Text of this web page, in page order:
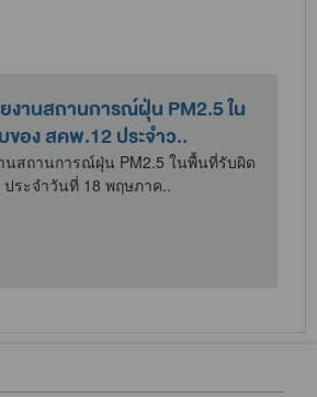
งานสถานการณ์ฝุ่น PM2.5 ใน
อง สคพ.12 ประจำว..
นสถานการณ์ฝุ่น PM2.5 ในพื้นที่รับผิด
ระจำวันที่ 18 พฤษภาค..